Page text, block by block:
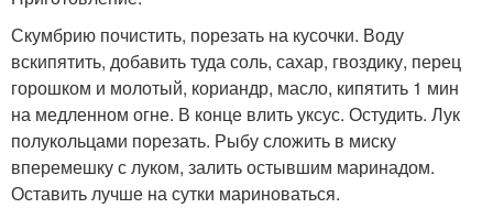
Скумбрию почистить, порезать на кусочки. Воду
вскипятить, добавить туда соль, сахар, гвоздику, перец
горошком и молотый, кориандр, масло, кипятить 1 мин
на медленном огне. В конце влить уксус. Остудить. Лук
полукольцами порезать. Рыбу сложить в миску
вперемешку с луком, залить остывшим маринадом.
Оставить лучше на сутки мариноваться.